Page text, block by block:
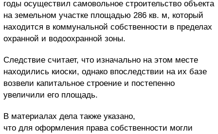
годы осуществил самовольное строительство объекта
на земельном участке площадью 286 кв. м, который
находится в коммунальной собственности в пределах
охранной и водоохранной зоны.
Следствие считает, что изначально на этом месте
находились киоски, однако впоследствии на их базе
возвели капитальное строение и постепенно
увеличили его площадь.
В материалах дела также указано,
что для оформления права собственности могли